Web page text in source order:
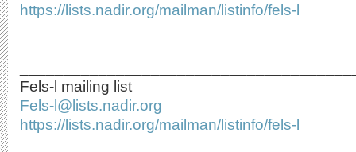
https://lists.nadir.org/mailman/listinfo/fels-l
Fels-l mailing list
Fels-l@lists.nadir.org
https://lists.nadir.org/mailman/listinfo/fels-l